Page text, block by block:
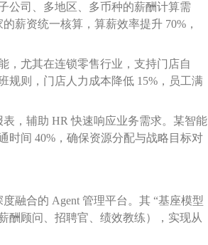
公司、多地区、多币种的薪酬计算需
薪资统一核算，算薪效率提升 70%，
，尤其在连锁零售行业，支持门店自
规则，门店人力成本降低 15%，员工满
，辅助 HR 快速响应业务需求。某智能
时间 40%，确保资源分配与战略目标对
融合的 Agent 管理平台。其 “基座模型
酬顾问、招聘官、绩效教练），实现从